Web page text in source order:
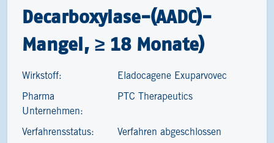
Decarboxylase-(AADC)-
Mangel, ≥ 18 Monate)
Wirkstoff: Eladocagene Exuparvovec
Pharma
Unternehmen:
PTC Therapeutics
Verfahrensstatus: Verfahren abgeschlossen